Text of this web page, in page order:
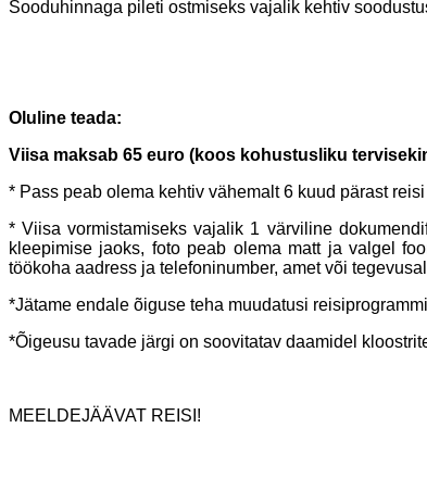
Sooduhinnaga pileti ostmiseks vajalik kehtiv
Oluline teada:
Viisa maksab 65 euro (koos kohustusliku
* Pass peab olema kehtiv vähemalt 6 kuud pärast
* Viisa vormistamiseks vajalik 1 värviline
kleepimise jaoks, foto peab olema matt ja valgel
töökoha aadress ja telefoninumber, amet või
*Jätame endale õiguse teha muudatusi
*Õigeusu tavade järgi on soovitatav daamidel
MEELDEJÄÄVAT REISI!